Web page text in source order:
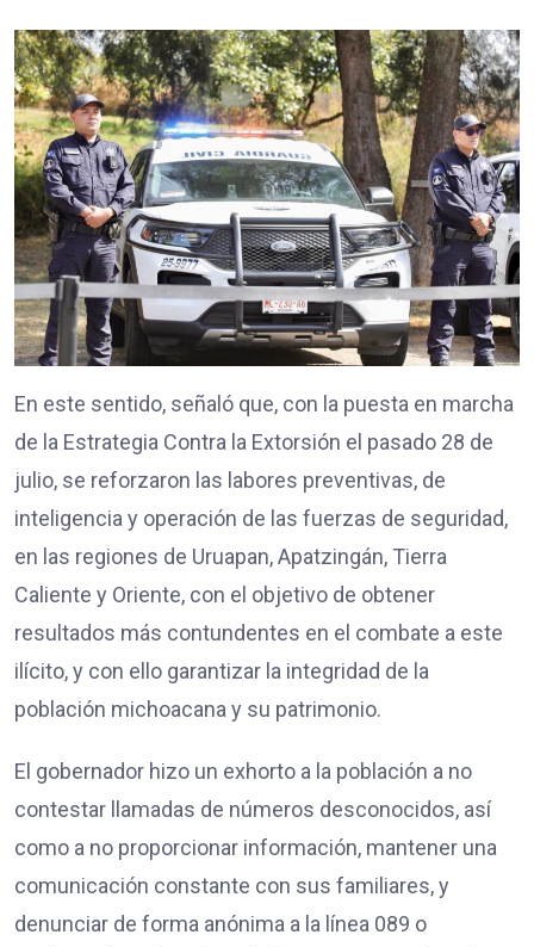
En este sentido, señaló que, con la puesta en marcha
de la Estrategia Contra la Extorsión el pasado 28 de
julio, se reforzaron las labores preventivas, de
inteligencia y operación de las fuerzas de seguridad,
en las regiones de Uruapan, Apatzingán, Tierra
Caliente y Oriente, con el objetivo de obtener
resultados más contundentes en el combate a este
ilícito, y con ello garantizar la integridad de la
población michoacana y su patrimonio.
El gobernador hizo un exhorto a la población a no
contestar llamadas de números desconocidos, así
como a no proporcionar información, mantener una
comunicación constante con sus familiares, y
denunciar de forma anónima a la línea 089 o